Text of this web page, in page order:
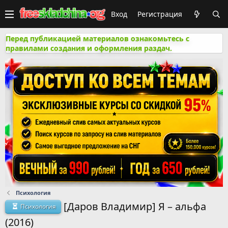
Вход Регистрация
Перед публикацией материалов ознакомьтесь с
правилами создания и оформления раздач.
Психология
Психология
[Даров Владимир] Я – альфа
(2016)